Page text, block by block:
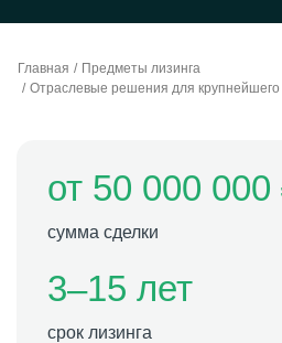
Главная
Предметы лизинга
Отраслевые решения для крупнейшего
от 50 000 000
сумма сделки
3–15 лет
срок лизинга